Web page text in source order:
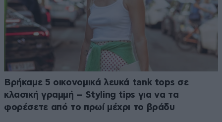
Βρήκαμε 5 οικονομικά λευκά tank tops σε
κλασική γραμμή – Styling tips για να τα
φορέσετε από το πρωί μέχρι το βράδυ